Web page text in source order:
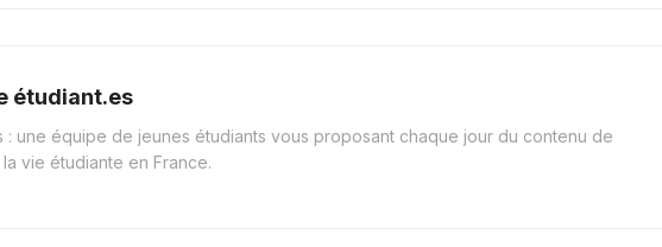
étudiant.es
: une équipe de jeunes étudiants vous proposant chaque jour du contenu de
vie étudiante en France.